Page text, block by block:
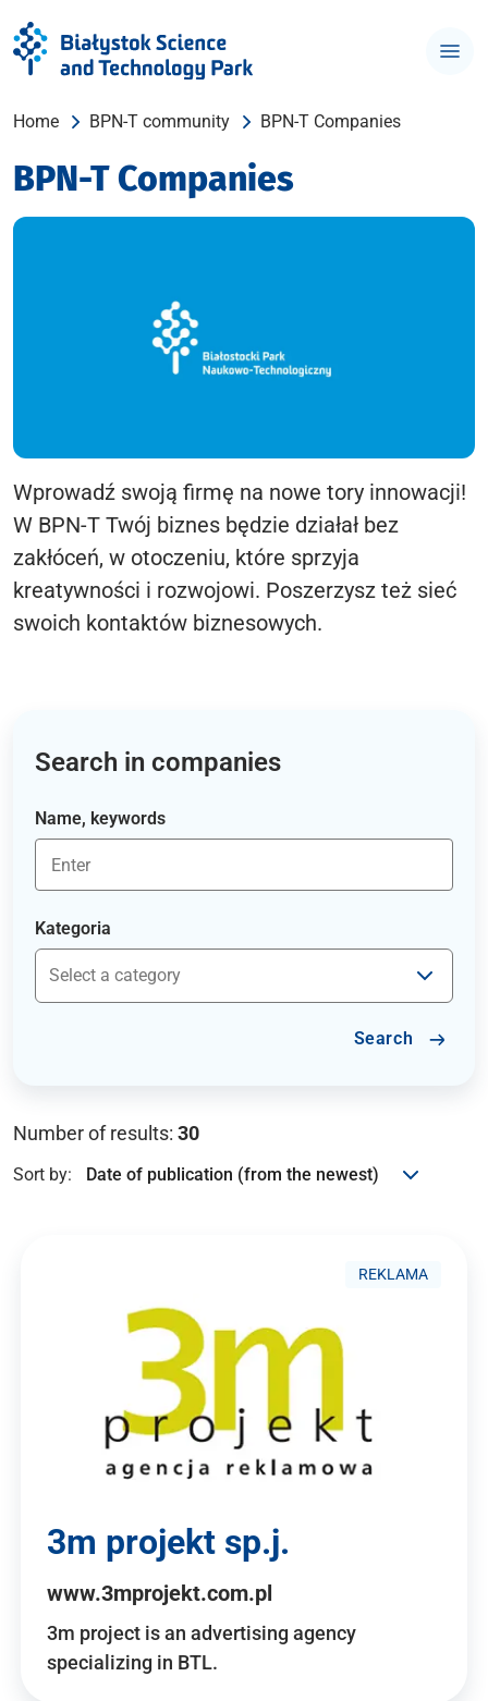
Home BPN-T community BPN-T Companies
BPN-T Companies
Wprowadź swoją firmę na nowe tory innowacji!
W BPN-T Twój biznes będzie działał bez
zakłóceń, w otoczeniu, które sprzyja
kreatywności i rozwojowi. Poszerzysz też sieć
swoich kontaktów biznesowych.
Search in companies
Name, keywords
Kategoria
Search
Number of results: 30
Sort by:
REKLAMA
3m projekt sp.j.
www.3mprojekt.com.pl
3m project is an advertising agency
specializing in BTL.